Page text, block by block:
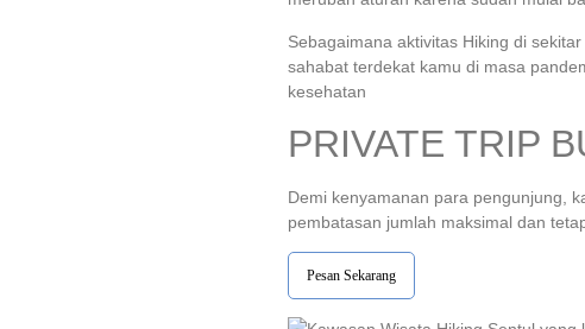
Sebagaimana aktivitas Hiking di sekitar
sahabat terdekat kamu di masa
kesehatan
PRIVATE TRIP
Demi kenyamanan para pengunjung,
pembatasan jumlah maksimal dan
Pesan Sekarang